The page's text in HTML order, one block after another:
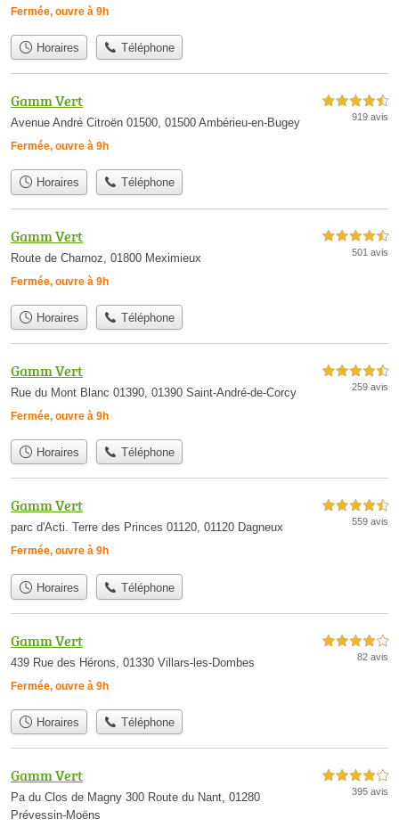
Fermée, ouvre à 9h
Horaires Téléphone
Gamm Vert
Avenue André Citroën 01500, 01500 Ambérieu-en-Bugey
Fermée, ouvre à 9h
4,5 étoiles sur 5
919 avis
Horaires Téléphone
Gamm Vert
Route de Charnoz, 01800 Meximieux
Fermée, ouvre à 9h
4,5 étoiles sur 5
501 avis
Horaires Téléphone
Gamm Vert
Rue du Mont Blanc 01390, 01390 Saint-André-de-Corcy
Fermée, ouvre à 9h
4,5 étoiles sur 5
259 avis
Horaires Téléphone
Gamm Vert
parc d'Acti. Terre des Princes 01120, 01120 Dagneux
Fermée, ouvre à 9h
4,5 étoiles sur 5
559 avis
Horaires Téléphone
Gamm Vert
439 Rue des Hérons, 01330 Villars-les-Dombes
Fermée, ouvre à 9h
4,0 étoiles sur 5
82 avis
Horaires Téléphone
Gamm Vert
Pa du Clos de Magny 300 Route du Nant, 01280
Prévessin-Moëns
4,0 étoiles sur 5
395 avis